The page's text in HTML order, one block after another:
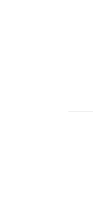
Política